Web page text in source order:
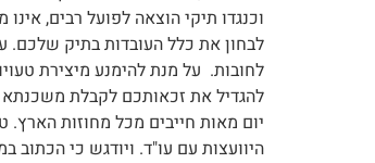
וכנגדו תיקי הוצאה לפועל רבים,
לבחון את כלל העובדות בתיק שלכם.
לחובות. על מנת להימנע מיצירת
להגדיל את זכאותכם לקבלת משכנתא
היוועצות עם עו"ד. ויודגש כי הכתוב